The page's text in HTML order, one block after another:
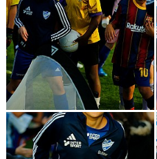
SPONSORER & PARTNERS
VÅRA STUGOR OCH TRÄNINGSLÄGER